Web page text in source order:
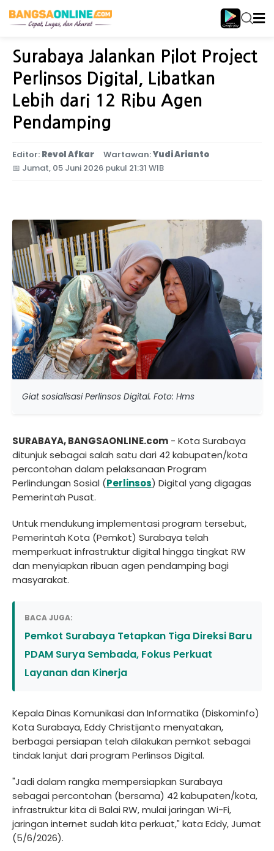
Home Jawa Timur
Surabaya Jalankan Pilot Project
Perlinsos Digital, Libatkan
Lebih dari 12 Ribu Agen
Pendamping
Editor: Revol Afkar Wartawan:Yudi Arianto
📅 Jumat, 05 Juni 2026 pukul 21:31 WIB
Giat sosialisasi Perlinsos Digital. Foto: Hms
SURABAYA, BANGSAONLINE.com - Kota Surabaya
ditunjuk sebagai salah satu dari 42 kabupaten/kota
percontohan dalam pelaksanaan Program
Perlindungan Sosial (Perlinsos) Digital yang digagas
Pemerintah Pusat.
Untuk mendukung implementasi program tersebut,
Pemerintah Kota (Pemkot) Surabaya telah
memperkuat infrastruktur digital hingga tingkat RW
dan menyiapkan ribuan agen pendamping bagi
masyarakat.
BACA JUGA:
Pemkot Surabaya Tetapkan Tiga Direksi Baru
PDAM Surya Sembada, Fokus Perkuat
Layanan dan Kinerja
Kepala Dinas Komunikasi dan Informatika (Diskominfo)
Kota Surabaya, Eddy Christijanto menyatakan,
berbagai persiapan telah dilakukan pemkot sebagai
tindak lanjut dari program Perlinsos Digital.
"Jadi dalam rangka mempersiapkan Surabaya
sebagai percontohan (bersama) 42 kabupaten/kota,
infrastruktur kita di Balai RW, mulai jaringan Wi-Fi,
jaringan internet sudah kita perkuat," kata Eddy, Jumat
(5/6/2026).